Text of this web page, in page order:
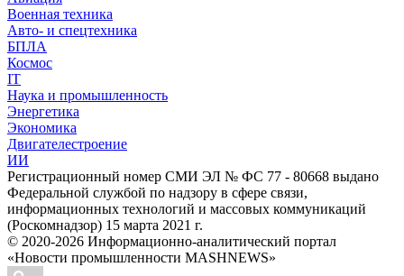
Военная техника
Авто- и спецтехника
БПЛА
Космос
IT
Наука и промышленность
Энергетика
Экономика
Двигателестроение
ИИ
Регистрационный номер СМИ ЭЛ № ФС 77 - 80668 выдано
Федеральной службой по надзору в сфере связи,
информационных технологий и массовых коммуникаций
(Роскомнадзор) 15 марта 2021 г.
© 2020-2026 Информационно-аналитический портал
«Новости промышленности MASHNEWS»